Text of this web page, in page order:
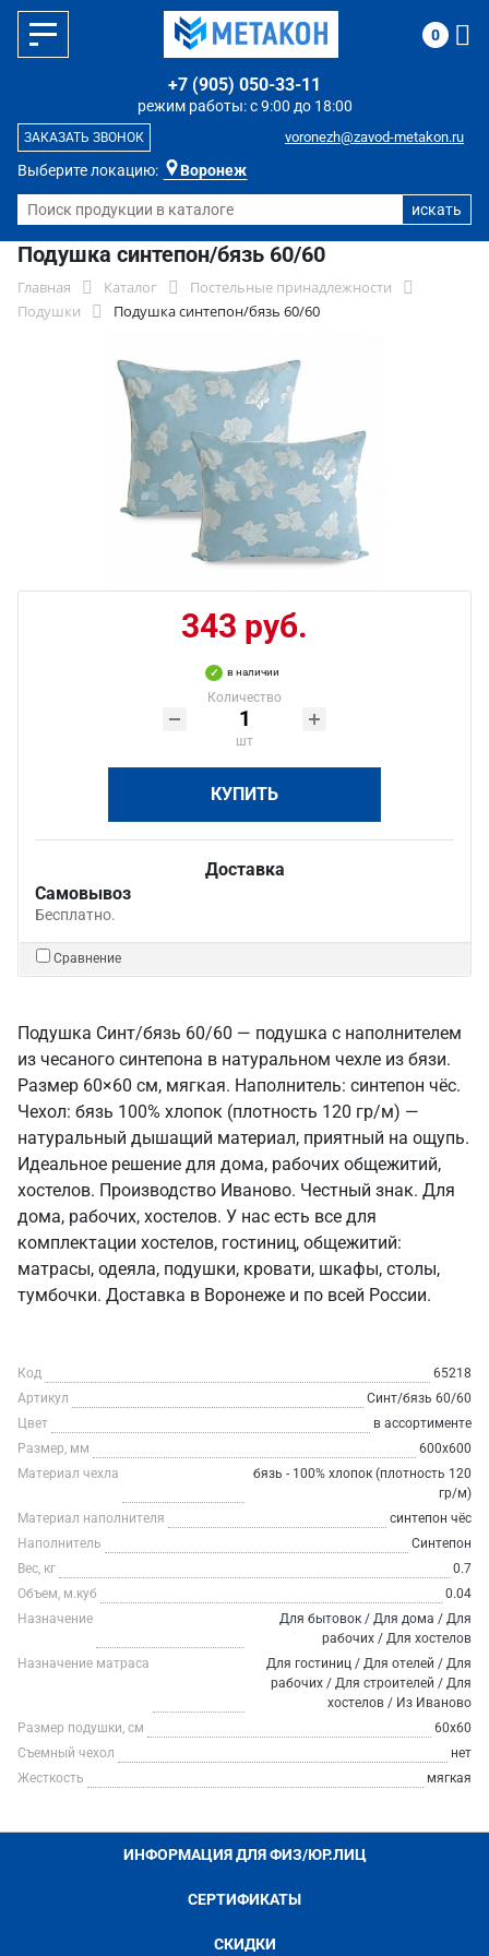
Выберите локацию: Воронеж
режим работы: с 9:00 до 18:00
+7 (905) 050-33-11
voronezh@zavod-metakon.ru
ЗАКАЗАТЬ ЗВОНОК
0
Подушка синтепон/бязь 60/60
Главная Каталог
Постельные принадлежности
Подушки
Подушка синтепон/бязь 60/60
343 руб.
в наличии
Количество
шт
КУПИТЬ
Доставка
Самовывоз
Бесплатно.
Сравнение
Подушка Синт/бязь 60/60 — подушка с наполнителем
из чесаного синтепона в натуральном чехле из бязи.
Размер 60×60 см, мягкая. Наполнитель: синтепон чёс.
Чехол: бязь 100% хлопок (плотность 120 гр/м) —
натуральный дышащий материал, приятный на ощупь.
Идеальное решение для дома, рабочих общежитий,
хостелов. Производство Иваново. Честный знак. Для
дома, рабочих, хостелов. У нас есть все для
комплектации хостелов, гостиниц, общежитий:
матрасы, одеяла, подушки, кровати, шкафы, столы,
тумбочки. Доставка в Воронеже и по всей России.
Код
65218
Артикул
Синт/бязь 60/60
Цвет
в ассортименте
Размер, мм
600х600
Материал чехла
бязь - 100% хлопок (плотность 120
гр/м)
Материал наполнителя
синтепон чёс
Наполнитель
Синтепон
Вес, кг
0.7
Объем, м.куб
0.04
Назначение
Для бытовок / Для дома / Для
рабочих / Для хостелов
Назначение матраса
Для гостиниц / Для отелей / Для
рабочих / Для строителей / Для
хостелов / Из Иваново
Размер подушки, см
60х60
Съемный чехол
нет
Жесткость
мягкая
ИНФОРМАЦИЯ ДЛЯ ФИЗ/ЮР.ЛИЦ
СЕРТИФИКАТЫ
СКИДКИ